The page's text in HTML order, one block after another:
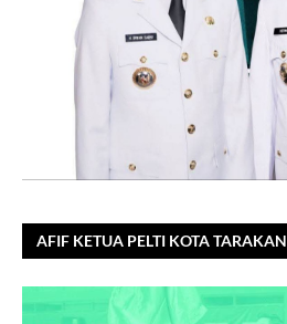
AFIF KETUA PELTI KOTA TARAKAN